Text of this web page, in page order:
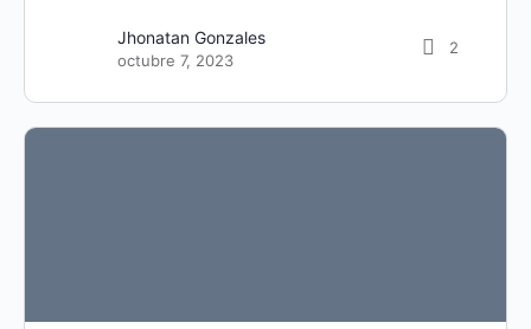
Jhonatan Gonzales
octubre 7, 2023
2